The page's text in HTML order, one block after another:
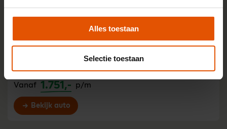
Alles toestaan
Selectie toestaan
5-serie 540d mhev xdrive 223kW aut 4d
Diesel 22% bijtelling
Vanaf 1.751,- p/m
Bekijk auto